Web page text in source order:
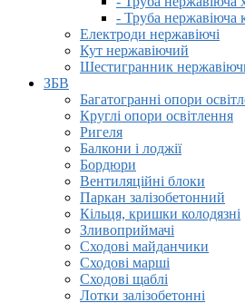
- Труба нержавіюча
Електроди нержавіючі
Кут нержавіючий
Шестигранник
ЗБВ
Багатогранні опори
Круглі опори освітлення
Ригеля
Балкони і лоджії
Бордюри
Вентиляційні блоки
Паркан залізобетонний
Кільця, кришки колодязні
Зливоприймачі
Сходові майданчики
Сходові марші
Сходові щаблі
Лотки залізобетонні